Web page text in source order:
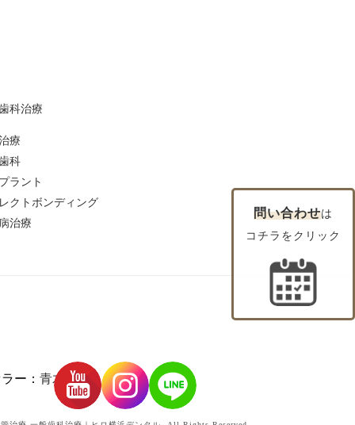
科治療
療
科
ラント
クトボンディング
治療
ー： 青木 貴美
問い合わせは
コチラをクリック